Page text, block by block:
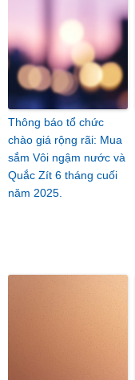
Thông báo tổ chức
chào giá rộng rãi: Mua
sắm Vôi ngậm nước và
Quắc Zít 6 tháng cuối
năm 2025.